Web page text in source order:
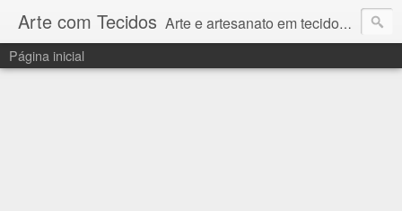
Arte com Tecidos Arte e artesanato em tecidos e sintéticos. Um catálogo incrível de tutoriais escritos e gravados em vídeos por artesãos e artesãs do Brasil e do Exterior e também vídeos autorais sobre modelagem em Corel Draw
Página inicial